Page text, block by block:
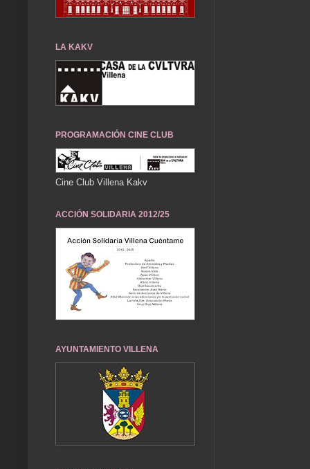
LA KAKV
PROGRAMACIÓN CINE CLUB
Cine Club Villena Kakv
ACCIÓN SOLIDARIA 2012/25
AYUNTAMIENTO VILLENA